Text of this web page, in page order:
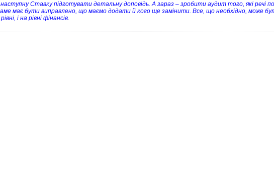
Ставку підготувати детальну доповідь. А зараз – зробити аудит того, які речі
має бути виправлено, що маємо додати й кого ще замінити. Все, що необхідно, може
і на рівні фінансів.